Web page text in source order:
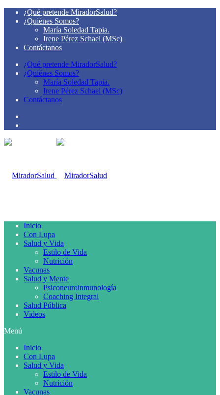
¿Qué pretende MiradorSalud?
¿Quiénes Somos?
María Soledad Tapia.
Irene Pérez Schael (MSc)
Contáctanos
¿Qué pretende MiradorSalud?
¿Quiénes Somos?
María Soledad Tapia.
Irene Pérez Schael (MSc)
Contáctanos
Inicio
Con Lupa
Salud y Vida
Estilo de Vida
Nutrición
Vacunas
Salud y Mente
Psiconeuroinmunología
Coaching Integral
Salud Pública
Videos
Menú
Inicio
Con Lupa
Salud y Vida
Estilo de Vida
Nutrición
Vacunas